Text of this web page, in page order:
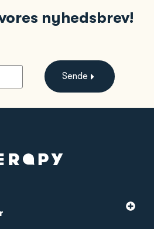
nyhedsbrev!
Sende